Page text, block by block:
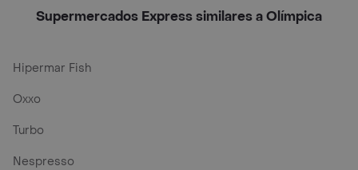
Supermercados Express similares a Olímpica
Hipermar Fish
Oxxo
Turbo
Nespresso